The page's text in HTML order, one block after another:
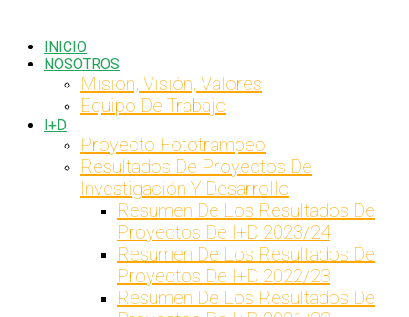
Facebook
Profile
Instagram
Profile
Youtube
Profile
LinkedIn
Profile
INICIO
NOSOTROS
Misión, Visión, Valores
Equipo De Trabajo
I+D
Proyecto Fototrampeo
Resultados De Proyectos De
Investigación Y Desarrollo
Resumen De Los Resultados De
Proyectos De I+D 2023/24
Resumen De Los Resultados De
Proyectos De I+D 2022/23
Resumen De Los Resultados De